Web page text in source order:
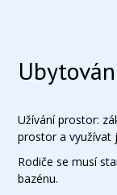
Užívání prostor:
prostor a využívat
Rodiče se musí
bazénu.